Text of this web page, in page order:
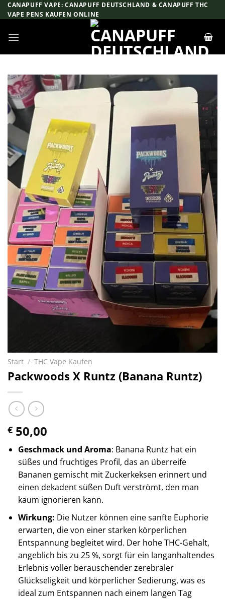
Zum
Inhalt
CANAPUFF VAPE: CANAPUFF DEUTSCHLAND & CANAPUFF THC
VAPE PENS KAUFEN ONLINE
Start / THC Vape Kaufen
Packwoods X Runtz (Banana Runtz)
€ 50,00
Geschmack und Aroma: Banana Runtz hat ein
süßes und fruchtiges Profil, das an überreife
Bananen gemischt mit Zuckerkeksen erinnert und
einen dekadent süßen Duft verströmt, den man
kaum ignorieren kann. ​
Wirkung: Die Nutzer können eine sanfte Euphorie
erwarten, die von einer starken körperlichen
Entspannung begleitet wird. Der hohe THC-Gehalt,
angeblich bis zu 25 %, sorgt für ein langanhaltendes
Erlebnis voller berauschender zerebraler
Glückseligkeit und körperlicher Sedierung, was es
ideal zum Entspannen nach einem langen Tag